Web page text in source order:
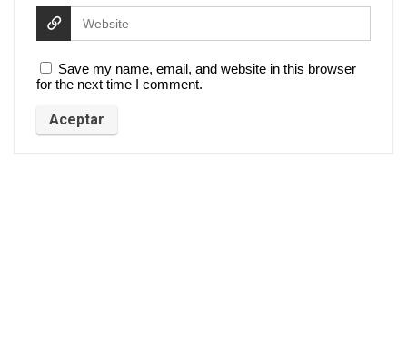
Save my name, email, and website in this browser
for the next time I comment.